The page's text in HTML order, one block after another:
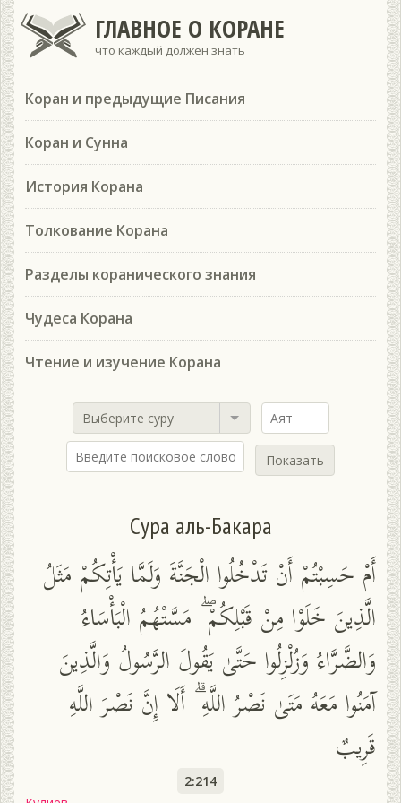
ГЛАВНОЕ О КОРАНЕ
что каждый должен знать
Коран и предыдущие Писания
Коран и Сунна
История Корана
Толкование Корана
Разделы коранического знания
Чудеса Корана
Чтение и изучение Корана
Выберите суру
Показать
Сура аль-Бакара
أَمْ حَسِبْتُمْ أَنْ تَدْخُلُوا الْجَنَّةَ وَلَمَّا يَأْتِكُمْ مَثَلُ
الَّذِينَ خَلَوْا مِنْ قَبْلِكُمْ ۖ مَسَّتْهُمُ الْبَأْسَاءُ
وَالضَّرَّاءُ وَزُلْزِلُوا حَتَّىٰ يَقُولَ الرَّسُولُ وَالَّذِينَ
آمَنُوا مَعَهُ مَتَىٰ نَصْرُ اللَّهِ ۗ أَلَا إِنَّ نَصْرَ اللَّهِ
قَرِيبٌ
2:214